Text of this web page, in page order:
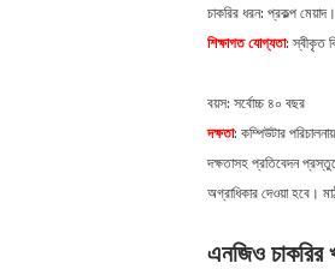
চাকরির ধরন: প্রকল্প মেয়াদ।
শিক্ষাগত যোগ্যতা: স্বীকৃত
বয়স: সর্বোচ্চ ৪০ বছর
দক্ষতা: কম্পিউটার
দক্ষতাসহ প্রতিবেদন
অগ্রাধিকার দেওয়া হবে।
এনজিও